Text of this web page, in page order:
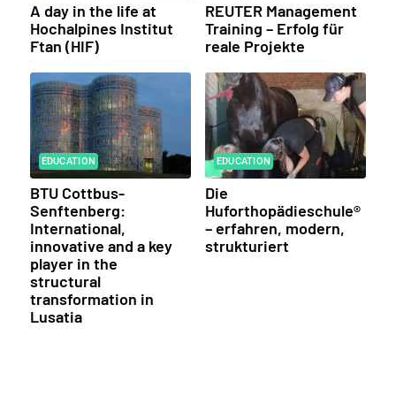
A day in the life at
Hochalpines Institut
Ftan (HIF)
REUTER Management
Training – Erfolg für
reale Projekte
EDUCATION
BTU Cottbus-
Senftenberg:
International,
innovative and a key
player in the
structural
transformation in
Lusatia
EDUCATION
Die
Huforthopädieschule®
– erfahren, modern,
strukturiert